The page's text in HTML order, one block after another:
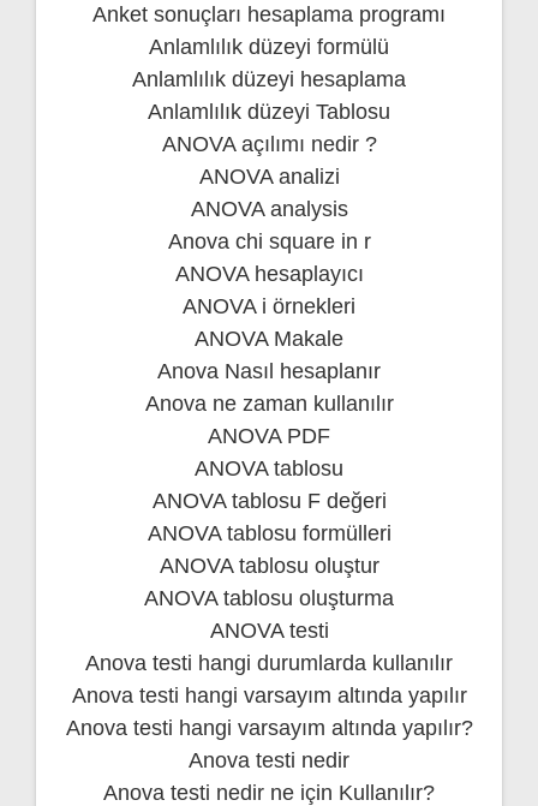
Anket sonuçları hesaplama programı
Anlamlılık düzeyi formülü
Anlamlılık düzeyi hesaplama
Anlamlılık düzeyi Tablosu
ANOVA açılımı nedir ?
ANOVA analizi
ANOVA analysis
Anova chi square in r
ANOVA hesaplayıcı
ANOVA i örnekleri
ANOVA Makale
Anova Nasıl hesaplanır
Anova ne zaman kullanılır
ANOVA PDF
ANOVA tablosu
ANOVA tablosu F değeri
ANOVA tablosu formülleri
ANOVA tablosu oluştur
ANOVA tablosu oluşturma
ANOVA testi
Anova testi hangi durumlarda kullanılır
Anova testi hangi varsayım altında yapılır
Anova testi hangi varsayım altında yapılır?
Anova testi nedir
Anova testi nedir ne için Kullanılır?